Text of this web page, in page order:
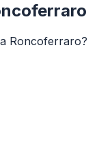
Roncoferraro?